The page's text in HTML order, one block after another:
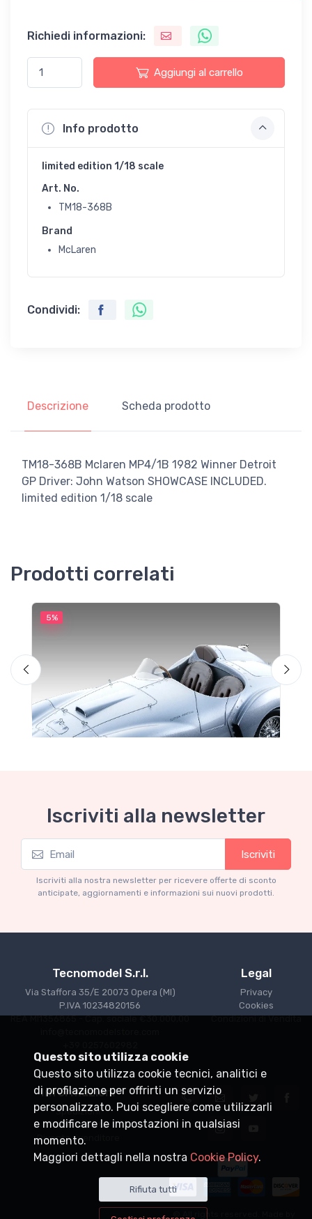
Richiedi informazioni:
Aggiungi al carrello
Info prodotto
limited edition 1/18 scale
Art. No.
TM18-368B
Brand
McLaren
Condividi:
Descrizione Scheda prodotto
TM18-368B Mclaren MP4/1B 1982 Winner Detroit
GP Driver: John Watson SHOWCASE INCLUDED.
limited edition 1/18 scale
Prodotti correlati
5%
Ferrari 166 MM Abarth Metallic Silver Press
Version 1953 scala 1/18
Iscriviti alla newsletter
Iscriviti
Iscriviti alla nostra newsletter per ricevere offerte di sconto
anticipate, aggiornamenti e informazioni sui nuovi prodotti.
Tecnomodel S.r.l.
Via Staffora 35/E 20073 Opera (MI)
P.IVA 10234820156
REA MI1356865 - Cap. sociale €30.000,00
Legal
Privacy
Cookies
Condizioni di Vendita
Informazioni
Spedizioni
Punti vendita
Diventa rivenditore
Questo sito utilizza cookie
Questo sito utilizza cookie tecnici, analitici e
di profilazione per offrirti un servizio
personalizzato. Puoi scegliere come utilizzarli
e modificare le impostazioni in qualsiasi
momento.
Maggiori dettagli nella nostra Cookie Policy.
Rifiuta tutti